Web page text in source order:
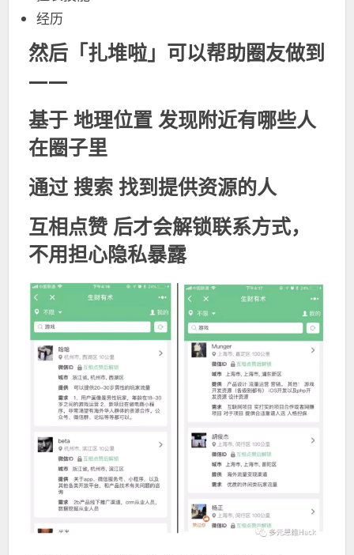
经历
然后「扎堆啦」可以帮助圈友做到
——
基于 地理位置 发现附近有哪些人
在圈子里
通过 搜索 找到提供资源的人
互相点赞 后才会解锁联系方式，
不用担心隐私暴露